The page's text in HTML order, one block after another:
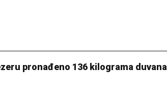
pronađeno 136 kilograma duvana